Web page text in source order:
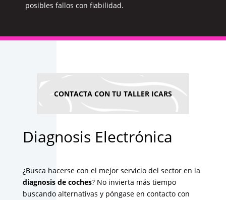
posibles fallos con fiabilidad.
CONTACTA CON TU TALLER ICARS
Diagnosis Electrónica
¿Busca hacerse con el mejor servicio del sector en la
diagnosis de coches? No invierta más tiempo
buscando alternativas y póngase en contacto con